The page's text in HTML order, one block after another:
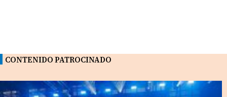
CONTENIDO PATROCINADO